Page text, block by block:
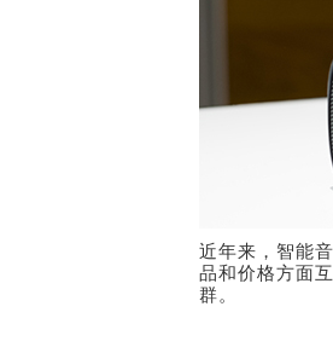
近年来，智能
品和价格方面
群。